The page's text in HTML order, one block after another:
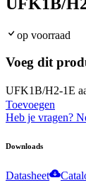
op voorraad
Voeg dit
UFK1B/H2-1E
Toevoegen
Heb je vragen?
Downloads
Datasheet